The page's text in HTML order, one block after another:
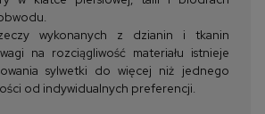
wykonanych z dzianin i tkanin
na rozciągliwość materiału istnieje
sylwetki do więcej niż jednego
od indywidualnych preferencji.